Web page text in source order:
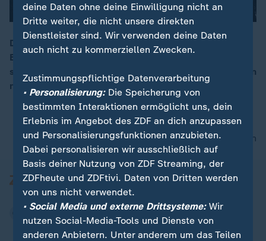
Das Tesla-Werk in Grünheide steht nach dem
Brandanschlag auf einen Hochspannungsmast weiter
still. Der Schaden liegt nach Konzernangaben im hohen
neunstelligen Bereich.
nach oben
deine Daten ohne deine Einwilligung nicht an
Dritte weiter, die nicht unsere direkten
Dienstleister sind. Wir verwenden deine Daten
auch nicht zu kommerziellen Zwecken.
Zustimmungspflichtige Datenverarbeitung
• Personalisierung:Die Speicherung von
bestimmten Interaktionen ermöglicht uns, dein
Erlebnis im Angebot des ZDF an dich anzupassen
und Personalisierungsfunktionen anzubieten.
Dabei personalisieren wir ausschließlich auf
Basis deiner Nutzung von ZDF Streaming, der
ZDFheute und ZDFtivi. Daten von Dritten werden
von uns nicht verwendet.
• Social Media und externe Drittsysteme:Wir
nutzen Social-Media-Tools und Dienste von
anderen Anbietern. Unter anderem um das Teilen